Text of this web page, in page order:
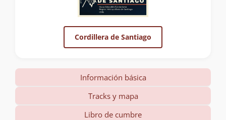
Cordillera de Santiago
Información básica
Tracks y mapa
Libro de cumbre